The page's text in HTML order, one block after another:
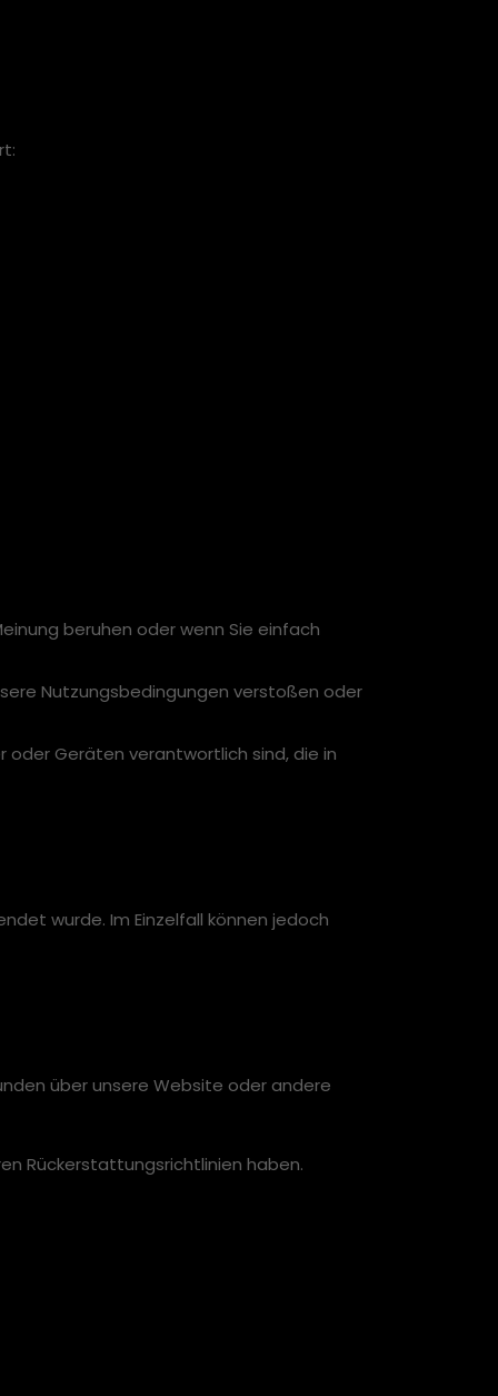
beruhen oder wenn Sie einfach
Nutzungsbedingungen verstoßen oder
Geräten verantwortlich sind, die in
wurde. Im Einzelfall können jedoch
über unsere Website oder andere
Rückerstattungsrichtlinien haben.